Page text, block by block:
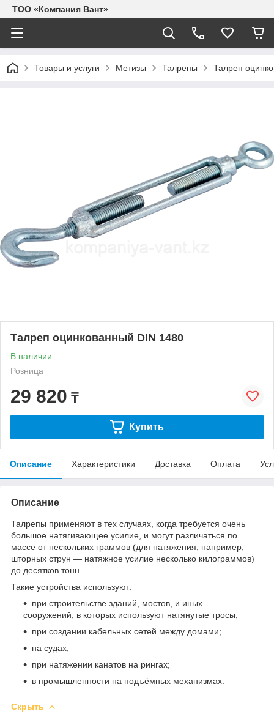
ТОО «Компания Вант»
Товары и услуги Метизы Талрепы Талреп
Талреп оцинкованный DIN 1480
В наличии
Розница
29 820 ₸
Купить
Описание Характеристики Доставка Оплата
Описание
Талрепы применяют в тех случаях, когда требуется очень
большое натягивающее усилие, и могут различаться по
массе от нескольких граммов (для натяжения, например,
шторных струн — натяжное усилие несколько килограммов)
до десятков тонн.
Такие устройства используют:
при строительстве зданий, мостов, и иных
сооружений, в которых используют натянутые тросы;
при создании кабельных сетей между домами;
на судах;
при натяжении канатов на рингах;
в промышленности на подъёмных механизмах.
Скрыть